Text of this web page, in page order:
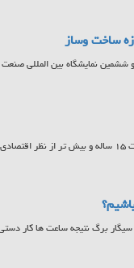
مرکز آمار ایران اعلام کرد: در بهار ۱۴۰۵، به میزان ۴۰.۷
برگ نتیجه ساعت ها کار